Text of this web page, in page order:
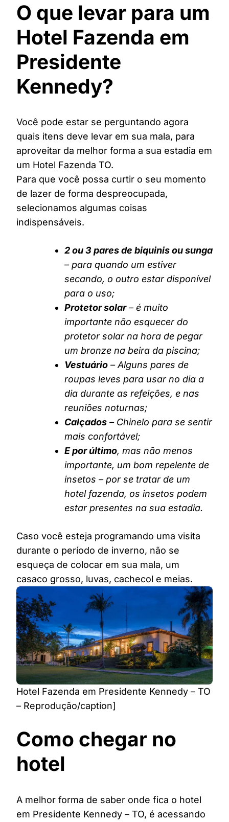
O que levar para um
Hotel Fazenda em
Presidente
Kennedy?
Você pode estar se perguntando agora
quais itens deve levar em sua mala, para
aproveitar da melhor forma a sua estadia em
um Hotel Fazenda TO.
Para que você possa curtir o seu momento
de lazer de forma despreocupada,
selecionamos algumas coisas
indispensáveis.
2 ou 3 pares de biquinis ou sunga
– para quando um estiver
secando, o outro estar disponível
para o uso;
Protetor solar– é muito
importante não esquecer do
protetor solar na hora de pegar
um bronze na beira da piscina;
Vestuário – Alguns pares de
roupas leves para usar no dia a
dia durante as refeições, e nas
reuniões noturnas;
Calçados – Chinelo para se sentir
mais confortável;
E por último, mas não menos
importante, um bom repelente de
insetos – por se tratar de um
hotel fazenda, os insetos podem
estar presentes na sua estadia.
Caso você esteja programando uma visita
durante o período de inverno, não se
esqueça de colocar em sua mala, um
casaco grosso, luvas, cachecol e meias.
Hotel Fazenda em Presidente Kennedy – TO
– Reprodução/caption]
Como chegar no
hotel
A melhor forma de saber onde fica o hotel
em Presidente Kennedy – TO, é acessando